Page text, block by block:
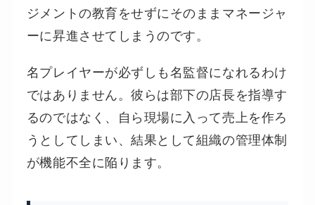
ジメントの教育をせずにそのままマネージャ
ーに昇進させてしまうのです。
名プレイヤーが必ずしも名監督になれるわけ
ではありません。彼らは部下の店長を指導す
るのではなく、自ら現場に入って売上を作ろ
うとしてしまい、結果として組織の管理体制
が機能不全に陥ります。